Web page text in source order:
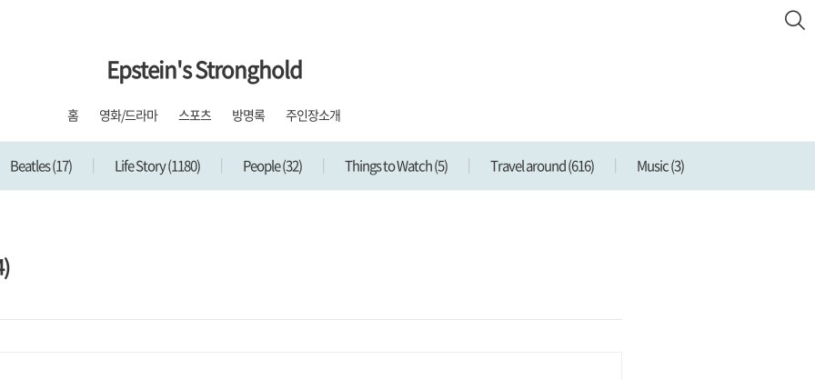
Epstein's Stronghold
홈 영화/드라마 스포츠 방명록 주인장소개
Beatles(17) Life Story(1180) People(32) Things to Watch(5) Travel around(616) Music(3)